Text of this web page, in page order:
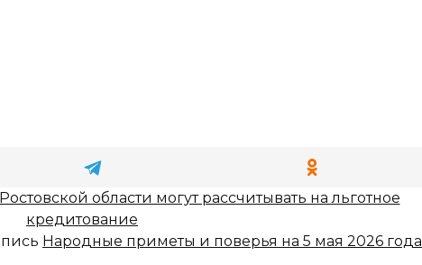
области могут рассчитывать на льготное
кредитование
Народные приметы и поверья на 5 мая 2026 года